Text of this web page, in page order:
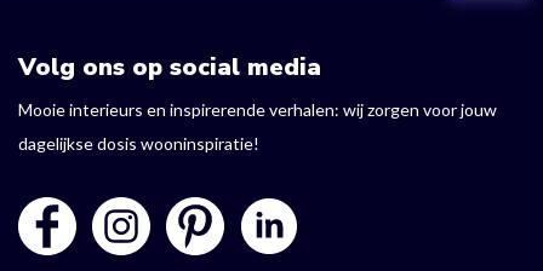
Volg ons op social media
Mooie interieurs en inspirerende verhalen: wij zorgen voor jouw
dagelijkse dosis wooninspiratie!